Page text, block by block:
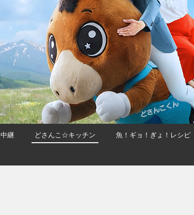
中継 どさんこ☆キッチン 魚！ギョ！ぎょ！レシピ